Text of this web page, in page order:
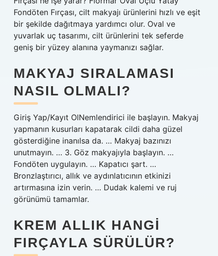
Fondöten Fırçası, cilt makyajı ürünlerini hızlı ve eşit
bir şekilde dağıtmaya yardımcı olur. Oval ve
yuvarlak uç tasarımı, cilt ürünlerini tek seferde
geniş bir yüzey alanına yaymanızı sağlar.
MAKYAJ SIRALAMASI
NASIL OLMALI?
Giriş Yap/Kayıt OlNemlendirici ile başlayın. Makyaj
yapmanın kusurları kapatarak cildi daha güzel
gösterdiğine inanılsa da. … Makyaj bazınızı
unutmayın. … 3. Göz makyajıyla başlayın. …
Fondöten uygulayın. … Kapatıcı şart. …
Bronzlaştırıcı, allık ve aydınlatıcının etkinizi
artırmasına izin verin. … Dudak kalemi ve ruj
görünümü tamamlar.
KREM ALLIK HANGI
FIRÇAYLA SÜRÜLÜR?